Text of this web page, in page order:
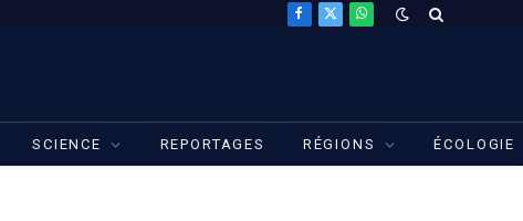
Facebook
X
WhatsApp
SCIENCE REPORTAGES RÉGIONS ÉCOLOGIE